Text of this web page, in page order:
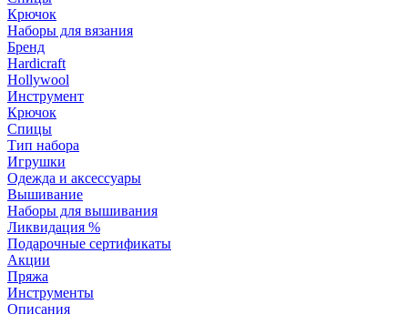
Крючок
Наборы для вязания
Бренд
Hardicraft
Hollywool
Инструмент
Крючок
Спицы
Тип набора
Игрушки
Одежда и аксессуары
Вышивание
Наборы для вышивания
Ликвидация %
Подарочные сертификаты
Акции
Пряжа
Инструменты
Описания